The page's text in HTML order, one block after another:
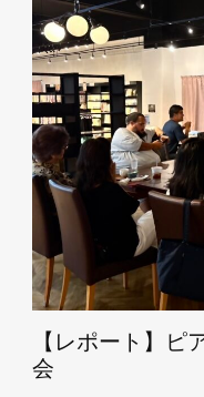
【レポート】ピ
会